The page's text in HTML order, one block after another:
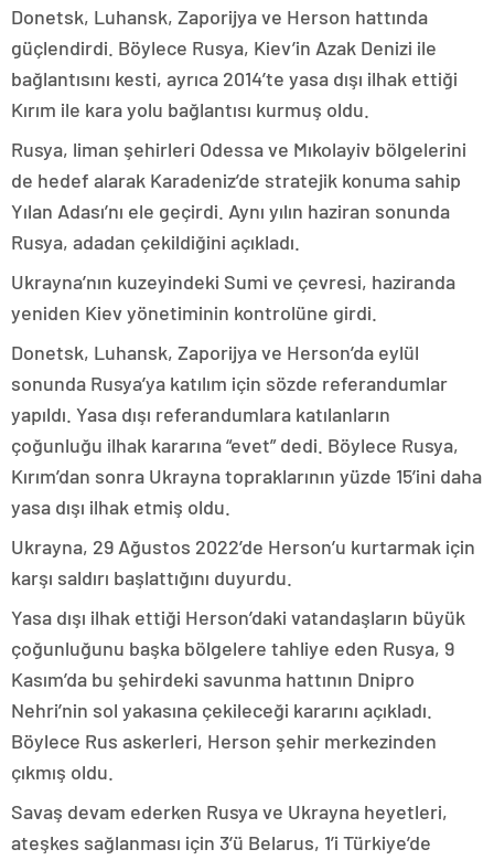
Donetsk, Luhansk, Zaporijya ve Herson hattında
güçlendirdi. Böylece Rusya, Kiev’in Azak Denizi ile
bağlantısını kesti, ayrıca 2014’te yasa dışı ilhak ettiği
Kırım ile kara yolu bağlantısı kurmuş oldu.
Rusya, liman şehirleri Odessa ve Mıkolayiv bölgelerini
de hedef alarak Karadeniz’de stratejik konuma sahip
Yılan Adası’nı ele geçirdi. Aynı yılın haziran sonunda
Rusya, adadan çekildiğini açıkladı.
Ukrayna’nın kuzeyindeki Sumi ve çevresi, haziranda
yeniden Kiev yönetiminin kontrolüne girdi.
Donetsk, Luhansk, Zaporijya ve Herson’da eylül
sonunda Rusya’ya katılım için sözde referandumlar
yapıldı. Yasa dışı referandumlara katılanların
çoğunluğu ilhak kararına “evet” dedi. Böylece Rusya,
Kırım’dan sonra Ukrayna topraklarının yüzde 15’ini daha
yasa dışı ilhak etmiş oldu.
Ukrayna, 29 Ağustos 2022’de Herson’u kurtarmak için
karşı saldırı başlattığını duyurdu.
Yasa dışı ilhak ettiği Herson’daki vatandaşların büyük
çoğunluğunu başka bölgelere tahliye eden Rusya, 9
Kasım’da bu şehirdeki savunma hattının Dnipro
Nehri’nin sol yakasına çekileceği kararını açıkladı.
Böylece Rus askerleri, Herson şehir merkezinden
çıkmış oldu.
Savaş devam ederken Rusya ve Ukrayna heyetleri,
ateşkes sağlanması için 3’ü Belarus, 1’i Türkiye’de